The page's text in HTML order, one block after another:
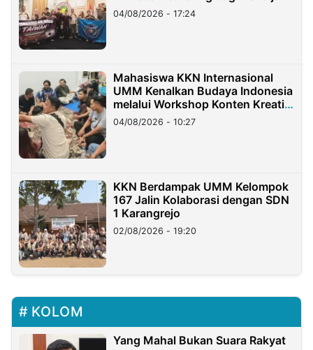
Migran Indonesia di Taiwan
04/08/2026 - 17:24
Mahasiswa KKN Internasional
UMM Kenalkan Budaya Indonesia
melalui Workshop Konten Kreatif
di Taiwan
04/08/2026 - 10:27
KKN Berdampak UMM Kelompok
167 Jalin Kolaborasi dengan SDN
1 Karangrejo
02/08/2026 - 19:20
KOLOM
Yang Mahal Bukan Suara Rakyat